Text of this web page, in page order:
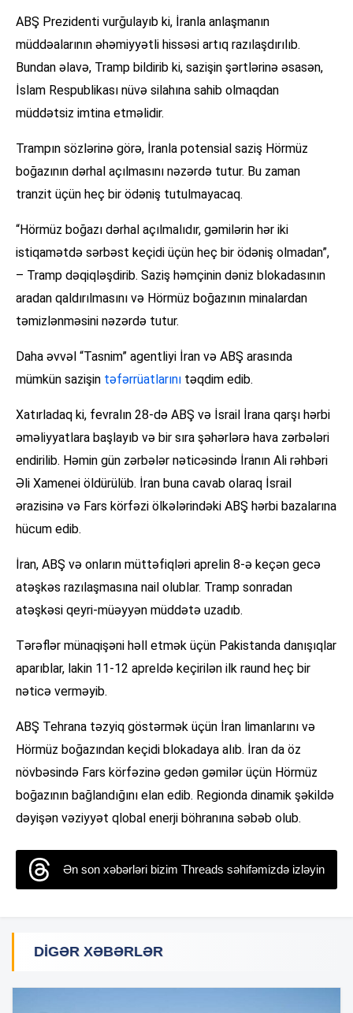
ABŞ Prezidenti vurğulayıb ki, İranla anlaşmanın
müddəalarının əhəmiyyətli hissəsi artıq razılaşdırılıb.
Bundan əlavə, Tramp bildirib ki, sazişin şərtlərinə əsasən,
İslam Respublikası nüvə silahına sahib olmaqdan
müddətsiz imtina etməlidir.
Trampın sözlərinə görə, İranla potensial saziş Hörmüz
boğazının dərhal açılmasını nəzərdə tutur. Bu zaman
tranzit üçün heç bir ödəniş tutulmayacaq.
“Hörmüz boğazı dərhal açılmalıdır, gəmilərin hər iki
istiqamətdə sərbəst keçidi üçün heç bir ödəniş olmadan”,
– Tramp dəqiqləşdirib. Saziş həmçinin dəniz blokadasının
aradan qaldırılmasını və Hörmüz boğazının minalardan
təmizlənməsini nəzərdə tutur.
Daha əvvəl “Tasnim” agentliyi İran və ABŞ arasında
mümkün sazişin təfərrüatlarını təqdim edib.
Xatırladaq ki, fevralın 28-də ABŞ və İsrail İrana qarşı hərbi
əməliyyatlara başlayıb və bir sıra şəhərlərə hava zərbələri
endirilib. Həmin gün zərbələr nəticəsində İranın Ali rəhbəri
Əli Xamenei öldürülüb. İran buna cavab olaraq İsrail
ərazisinə və Fars körfəzi ölkələrindəki ABŞ hərbi bazalarına
hücum edib.
İran, ABŞ və onların müttəfiqləri aprelin 8-ə keçən gecə
atəşkəs razılaşmasına nail olublar. Tramp sonradan
atəşkəsi qeyri-müəyyən müddətə uzadıb.
Tərəflər münaqişəni həll etmək üçün Pakistanda danışıqlar
aparıblar, lakin 11-12 apreldə keçirilən ilk raund heç bir
nəticə verməyib.
ABŞ Tehrana təzyiq göstərmək üçün İran limanlarını və
Hörmüz boğazından keçidi blokadaya alıb. İran da öz
növbəsində Fars körfəzinə gedən gəmilər üçün Hörmüz
boğazının bağlandığını elan edib. Regionda dinamik şəkildə
dəyişən vəziyyət qlobal enerji böhranına səbəb olub.
Ən son xəbərləri bizim Threads səhifəmizdə izləyin
DIGƏR XƏBƏRLƏR